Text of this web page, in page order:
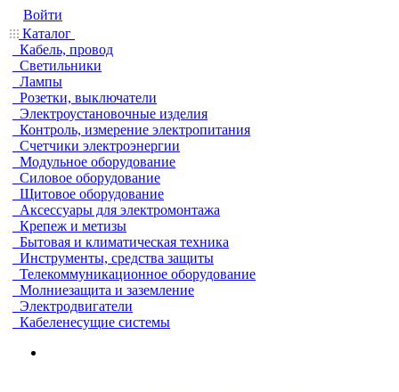
Войти
Каталог
Кабель, провод
Светильники
Лампы
Розетки, выключатели
Электроустановочные изделия
Контроль, измерение электропитания
Счетчики электроэнергии
Модульное оборудование
Силовое оборудование
Щитовое оборудование
Аксессуары для электромонтажа
Крепеж и метизы
Бытовая и климатическая техника
Инструменты, средства защиты
Телекоммуникационное оборудование
Молниезащита и заземление
Электродвигатели
Кабеленесущие системы